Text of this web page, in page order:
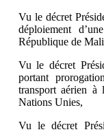
Vu le décret
déploiement
République de
Vu le décret
portant
transport aérien
Nations Unies,
Vu le décret